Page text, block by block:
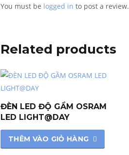
You must be logged in to post a review.
Related products
ĐÈN LED ĐỘ GẦM OSRAM
LED LIGHT@DAY
THÊM VÀO GIỎ HÀNG